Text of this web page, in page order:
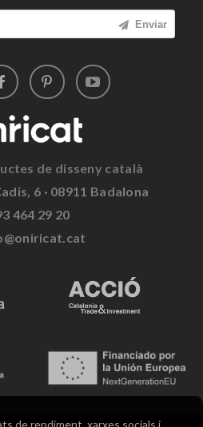
Enviar
de disseny català
6 · 08911 Badalona
464 29 20